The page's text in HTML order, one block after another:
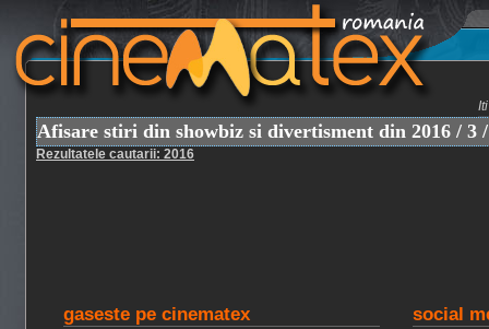
Afisare stiri din showbiz si divertisment din 2016 / 3
Rezultatele cautarii: 2016
gaseste pe cinematex social